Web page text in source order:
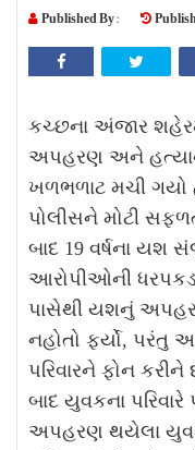
Published By :
કચ્છના અંજાર
અપહરણ અને
ખળભળાટ મચી
પોલીસને મોટી
બાદ 19 વર્ષના યશ
આરોપીઓની ધરપકડ
પાસેથી યશનું
નહોતો ફર્યો, પરંતુ
પરિવારને ફોન કરીને
બાદ યુવકના
અપહરણ થયેલા